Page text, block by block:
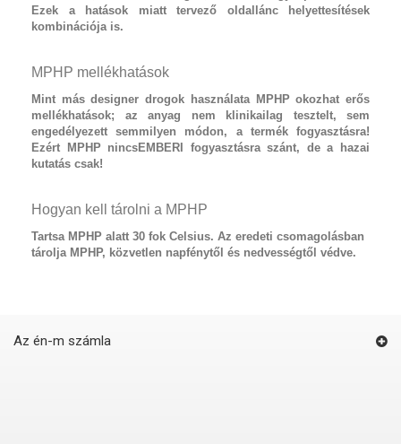
Ezek a hatások miatt tervező oldallánc helyettesítések
kombinációja is.
MPHP mellékhatások
Mint más designer drogok használata MPHP okozhat erős
mellékhatások; az anyag nem klinikailag tesztelt, sem
engedélyezett semmilyen módon, a termék fogyasztásra!
Ezért MPHP nincsEMBERI fogyasztásra szánt, de a hazai
kutatás csak!
Hogyan kell tárolni a MPHP
Tartsa MPHP alatt 30 fok Celsius. Az eredeti csomagolásban
tárolja MPHP, közvetlen napfénytől és nedvességtől védve.
Az én-m számla